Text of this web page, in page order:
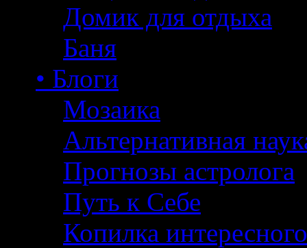
Домик для отдыха
Баня
• Блоги
Мозаика
Альтернативная
Прогнозы астролога
Путь к Себе
Копилка интересного